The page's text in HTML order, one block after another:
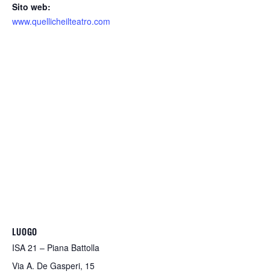
Sito web:
www.quellicheilteatro.com
LUOGO
ISA 21 – Piana Battolla
Via A. De Gasperi, 15